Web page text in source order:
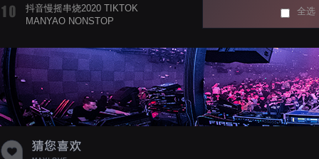
抖音慢摇串烧2020 TIKTOK
MANYAO NONSTOP
蝉爸爸妈妈爱存在夏天的风是想你的
声音啊
全选